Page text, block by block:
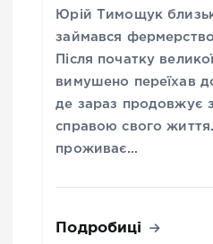
Юрій Тимощук
займався
Після початку
вимушено переїхав
де зараз продовжує
справою свого
проживає…
Подробиці